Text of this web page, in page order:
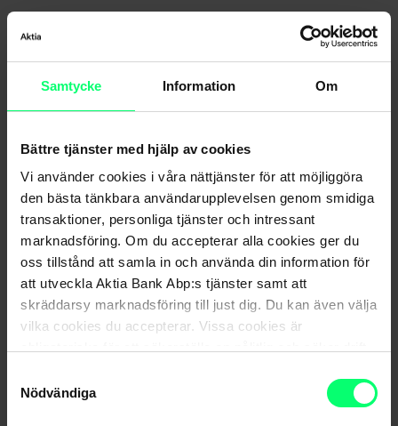
Samtycke Information Om
Bättre tjänster med hjälp av cookies
Vi använder cookies i våra nättjänster för att möjliggöra
den bästa tänkbara användarupplevelsen genom smidiga
transaktioner, personliga tjänster och intressant
marknadsföring. Om du accepterar alla cookies ger du
oss tillstånd att samla in och använda din information för
att utveckla Aktia Bank Abp:s tjänster samt att
skräddarsy marknadsföring till just dig. Du kan även välja
vilka cookies du accepterar. Vissa cookies är
Nödvändiga
Avvikande öppettider kring jul och nyår